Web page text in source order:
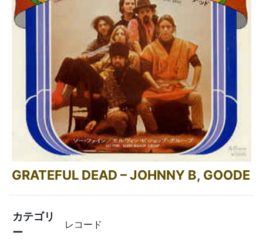
GRATEFUL DEAD – JOHNNY B, GOODE
カテゴリ
ー
レコード